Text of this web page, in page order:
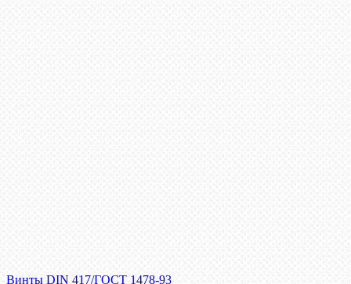
Винты DIN 417/ГОСТ 1478-93